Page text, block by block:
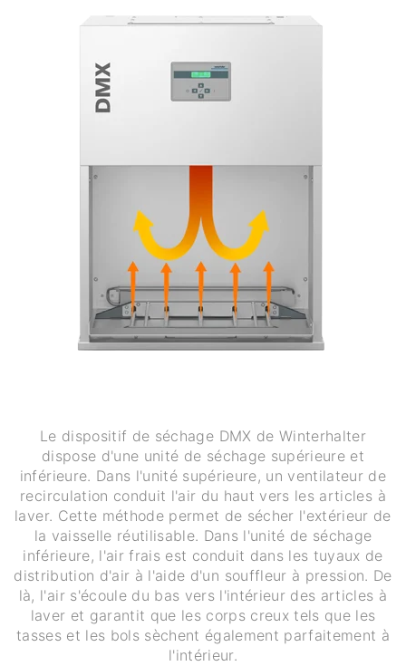
Le dispositif de séchage DMX de Winterhalter
dispose d'une unité de séchage supérieure et
inférieure. Dans l'unité supérieure, un ventilateur de
recirculation conduit l'air du haut vers les articles à
laver. Cette méthode permet de sécher l'extérieur de
la vaisselle réutilisable. Dans l'unité de séchage
inférieure, l'air frais est conduit dans les tuyaux de
distribution d'air à l'aide d'un souffleur à pression. De
là, l'air s'écoule du bas vers l'intérieur des articles à
laver et garantit que les corps creux tels que les
tasses et les bols sèchent également parfaitement à
l'intérieur.